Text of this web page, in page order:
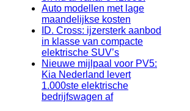
Auto modellen met lage
maandelijkse kosten
ID. Cross: ijzersterk aanbod
in klasse van compacte
elektrische SUV’s
Nieuwe mijlpaal voor PV5:
Kia Nederland levert
1.000ste elektrische
bedrijfswagen af